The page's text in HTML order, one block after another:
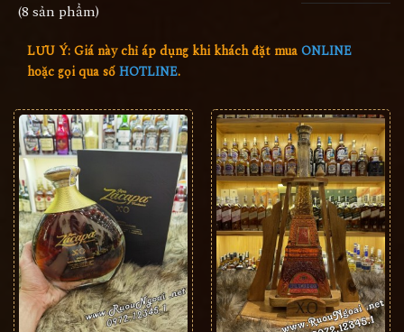
(8 sản phẩm)
LƯU Ý: Giá này chỉ áp dụng khi khách đặt muaONLINE
hoặc gọi qua sốHOTLINE.